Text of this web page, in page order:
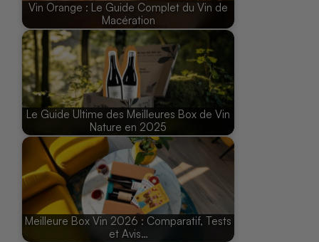
Vin Orange : Le Guide Complet du Vin de
Macération
Le Guide Ultime des Meilleures Box de Vin
Nature en 2025
Meilleure Box Vin 2026 : Comparatif, Tests
et Avis…